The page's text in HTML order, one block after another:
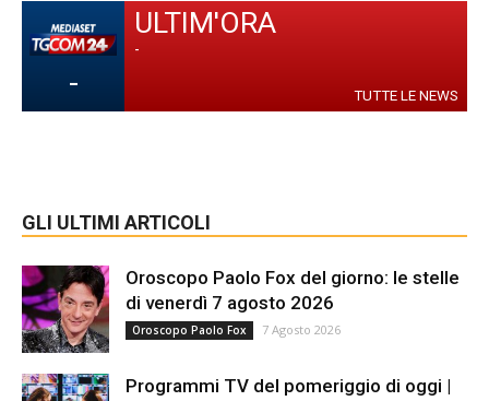
-
ULTIM'ORA
-
TUTTE LE NEWS
GLI ULTIMI ARTICOLI
Oroscopo Paolo Fox del giorno: le stelle
di venerdì 7 agosto 2026
Oroscopo Paolo Fox 7 Agosto 2026
Programmi TV del pomeriggio di oggi |